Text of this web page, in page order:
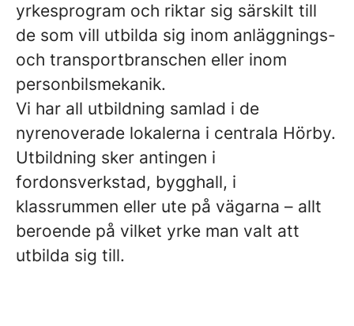
yrkesprogram och riktar sig särskilt till
de som vill utbilda sig inom anläggnings-
och transportbranschen eller inom
personbilsmekanik.
Vi har all utbildning samlad i de
nyrenoverade lokalerna i centrala Hörby.
Utbildning sker antingen i
fordonsverkstad, bygghall, i
klassrummen eller ute på vägarna – allt
beroende på vilket yrke man valt att
utbilda sig till.